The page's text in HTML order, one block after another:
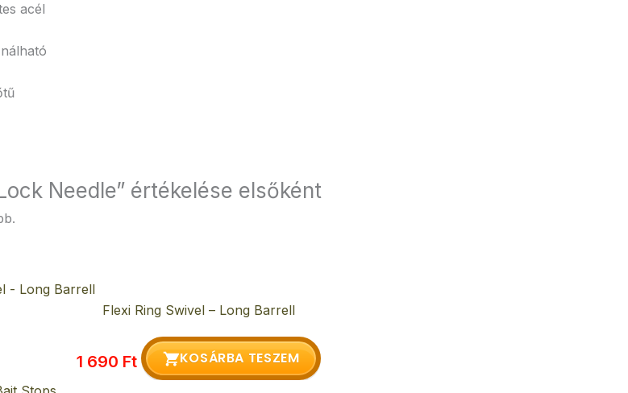
acél
Needle” értékelése elsőként
Flexi Ring Swivel – Long Barrell
1 690 Ft KOSÁRBA TESZEM